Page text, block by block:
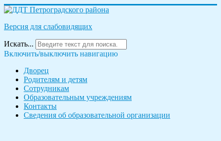
Версия для слабовидящих
Искать...
Включить/выключить навигацию
Дворец
Родителям и детям
Сотрудникам
Образовательным учреждениям
Контакты
Сведения об образовательной организации